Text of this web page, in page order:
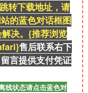
转下载地址，请
的蓝色对话框图
决。{推荐浏览
售后联系右下
言提供支付凭证
线状态请点击蓝色对